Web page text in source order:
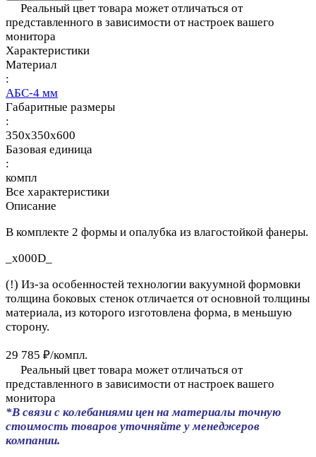
Реальный цвет товара может отличаться от
представленного в зависимости от настроек вашего
монитора
Характеристики
Материал
:
АБС-4 мм
Габаритные размеры
:
350x350x600
Базовая единица
:
компл
Все характеристики
Описание
В комплекте 2 формы и опалубка из влагостойкой фанеры.
_x000D_
(!) Из-за особенностей технологии вакуумной формовки
толщина боковых стенок отличается от основной толщины
материала, из которого изготовлена форма, в меньшую
сторону.
29 785 ₽/компл.
Реальный цвет товара может отличаться от
представленного в зависимости от настроек вашего
монитора
*В связи с колебаниями цен на материалы точную
стоимость товаров уточняйте у менеджеров
компании.